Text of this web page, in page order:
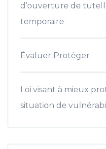
d’ouverture de
temporaire
Évaluer Protéger
Loi visant à mieux
situation de